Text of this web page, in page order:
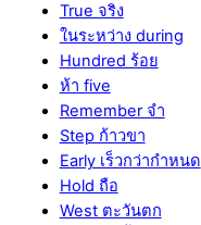
True จริง
ในระหว่าง during
Hundred ร้อย
ห้า five
Remember จำ
Step ก้าวขา
Early เร็วกว่ากำหนด
Hold ถือ
West ตะวันตก